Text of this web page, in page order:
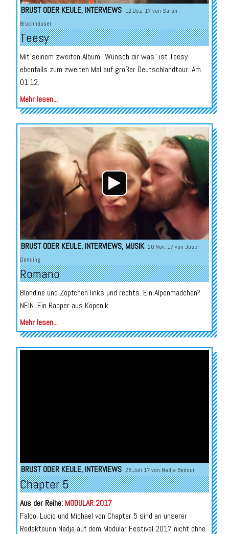
BRUST ODER KEULE, INTERVIEWS 12.Dez. 17 von Sarah
Bruchhäuser
Teesy
Mit seinem zweiten Album „Wünsch dir was“ ist Teesy
ebenfalls zum zweiten Mal auf großer Deutschlandtour. Am
01.12.
Mehr lesen...
Audio-
Player
BRUST ODER KEULE, INTERVIEWS, MUSIK 20.Nov. 17 von Josef
Demling
Romano
Blondine und Zöpfchen links und rechts. Ein Alpenmädchen?
NEIN. Ein Rapper aus Köpenik.
Mehr lesen...
BRUST ODER KEULE, INTERVIEWS 28.Juli 17 von Nadja Bedoui
Chapter 5
Aus der Reihe: MODULAR 2017
Falco, Lucio und Michael von Chapter 5 sind an unserer
Redakteurin Nadja auf dem Modular Festival 2017 nicht ohne